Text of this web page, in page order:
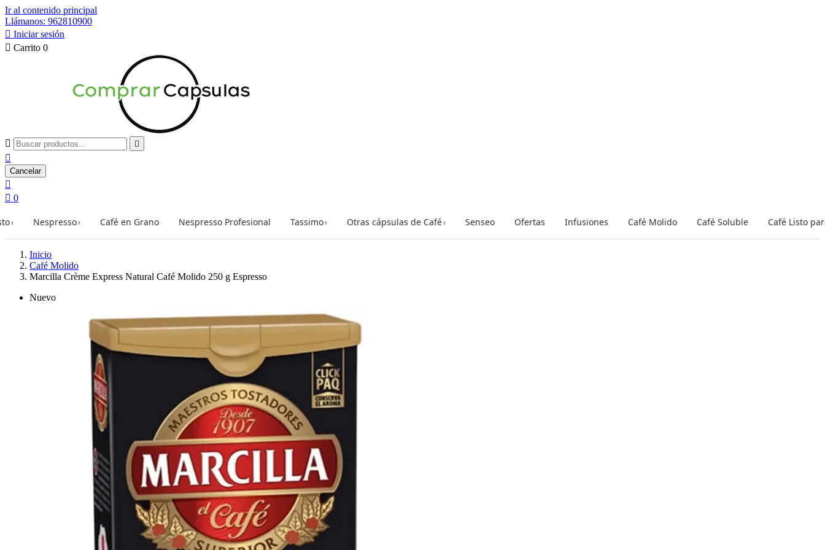
Ir al contenido principal
Llámanos: 962810900
 Iniciar sesión
 Carrito 0
 

Cancelar

 0
› Nespresso› Café en Grano Nespresso Profesional Tassimo› Otras cápsulas de Café› Senseo Ofertas Infusiones Café Molido Café Soluble Café Listo
Inicio
Café Molido
Marcilla Crème Express Natural Café Molido 250 g Espresso
Nuevo